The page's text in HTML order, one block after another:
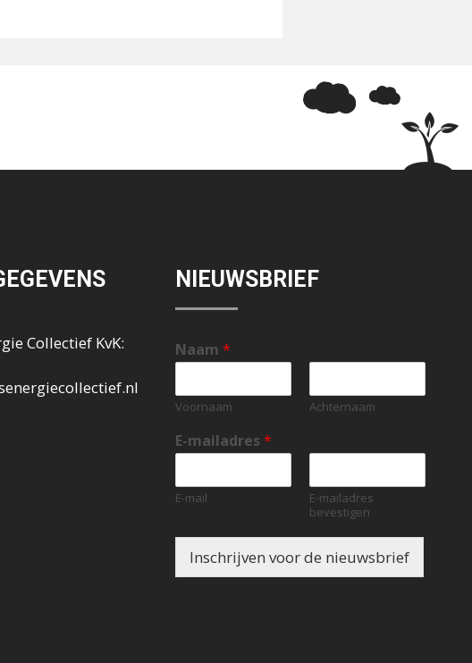
Collectief KvK:
NIEUWSBRIEF
Naam *
Voornaam Achternaam
E-mailadres *
E-mail
E-mailadres
bevestigen
Inschrijven voor de nieuwsbrief